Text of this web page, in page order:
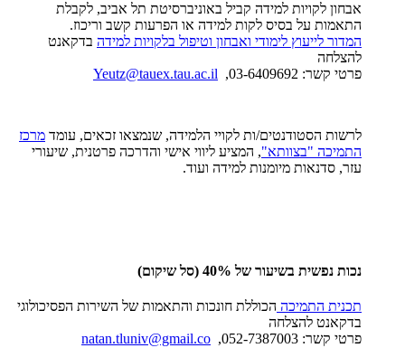
אבחון לקויות למידה קביל באוניברסיטת תל אביב, לקבלת
התאמות על בסיס לקות למידה או הפרעות קשב וריכוז.
המדור לייעוץ לימודי ואבחון וטיפול בלקויות למידה בדקאנט
להצלחה
פרטי קשר: 03-6409692,
Yeutz@tauex.tau.ac.il
לרשות הסטודנטים/ות לקויי הלמידה, שנמצאו זכאים, עומד מרכז
התמיכה "בצוותא", המציע ליווי אישי והדרכה פרטנית, שיעורי
עזר, סדנאות מיומנות למידה ועוד.
נכות נפשית בשיעור של 40% (סל שיקום)
תכנית התמיכה הכוללת חונכות והתאמות של השירות הפסיכולוגי
בדקאנט להצלחה
פרטי קשר: 052-7387003,
natan.tluniv@gmail.co